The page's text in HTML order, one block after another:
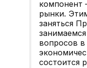
компонент
рынки.
заняться
вопросов в
состоится